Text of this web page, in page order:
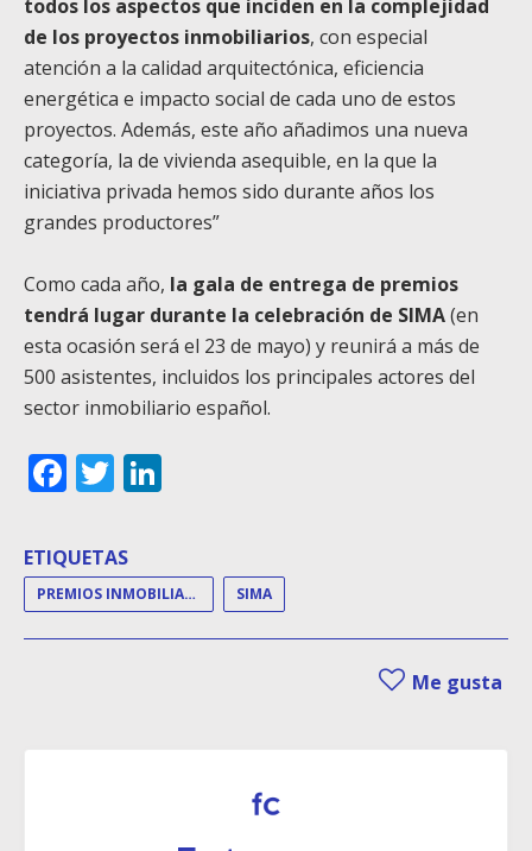
todos los aspectos que inciden en la complejidad
de los proyectos inmobiliarios, con especial
atención a la calidad arquitectónica, eficiencia
energética e impacto social de cada uno de estos
proyectos. Además, este año añadimos una nueva
categoría, la de vivienda asequible, en la que la
iniciativa privada hemos sido durante años los
grandes productores”
Como cada año, la gala de entrega de premios
tendrá lugar durante la celebración de SIMA(en
esta ocasión será el 23 de mayo) y reunirá a más de
500 asistentes, incluidos los principales actores del
sector inmobiliario español.
Facebook
Twitter
ETIQUETAS
PREMIOS INMOBILIARIOS SIMA
Me gusta